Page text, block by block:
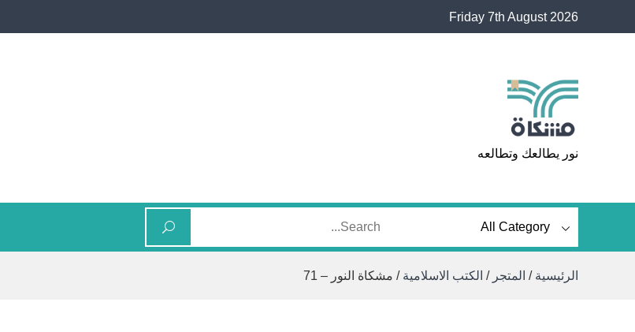
Friday 7th August 2026
مشكاة
نور يطالعك وتطالعه
الرئيسية / المتجر / الكتب الاسلامية / مشكاة النور – 71